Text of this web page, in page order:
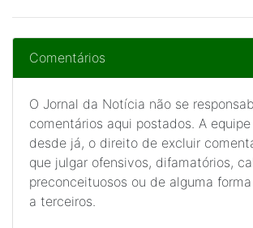
Comentários
O Jornal da Notícia não se
comentários aqui postados. A
desde já, o direito de excluir
que julgar ofensivos, difamatórios,
preconceituosos ou de alguma
a terceiros.